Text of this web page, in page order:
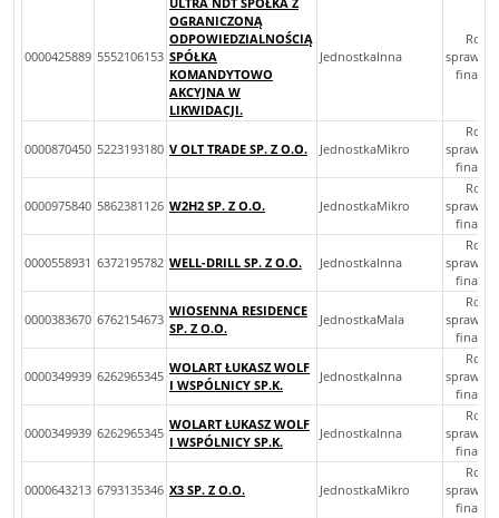
0000425889 5552106153
OGRANICZONĄ
ODPOWIEDZIALNOŚCIĄ
SPÓŁKA
KOMANDYTOWO
AKCYJNA W
LIKWIDACJI.
JednostkaInna
0000870450 5223193180 V OLT TRADE SP. Z O.O. JednostkaMikro
0000975840 5862381126 W2H2 SP. Z O.O. JednostkaMikro
0000558931 6372195782 WELL-DRILL SP. Z O.O. JednostkaInna
0000383670 6762154673
WIOSENNA RESIDENCE
SP. Z O.O.
JednostkaMala
0000349939 6262965345
WOLART ŁUKASZ WOLF
I WSPÓLNICY SP.K.
JednostkaInna
0000349939 6262965345
WOLART ŁUKASZ WOLF
I WSPÓLNICY SP.K.
JednostkaInna
0000643213 6793135346 X3 SP. Z O.O. JednostkaMikro